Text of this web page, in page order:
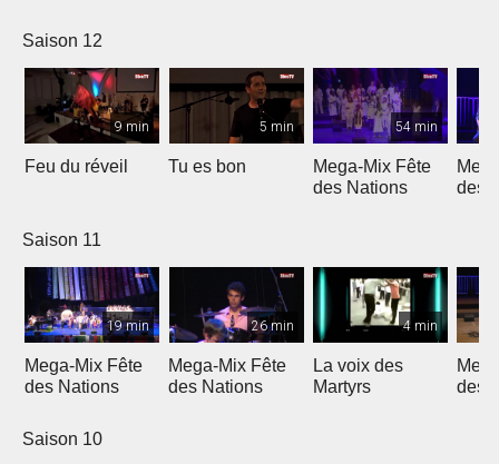
Saison 12
9 min
Feu du réveil
5 min
Tu es bon
54 min
Mega-Mix Fête
des Nations
des
Saison 11
19 min
Mega-Mix Fête
des Nations
26 min
Mega-Mix Fête
des Nations
4 min
La voix des
Martyrs
des
Saison 10